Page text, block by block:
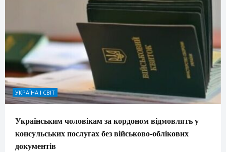
УКРАЇНА І СВІТ
Українським чоловікам за кордоном відмовлять у
консульських послугах без військово-облікових
документів